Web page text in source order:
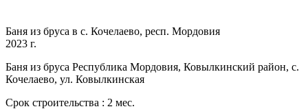
Баня из бруса в с. Кочелаево, респ. Мордовия
2023 г.
Баня из бруса Республика Мордовия, Ковылкинский район, с.
Кочелаево, ул. Ковылкинская
Срок строительства : 2 мес.